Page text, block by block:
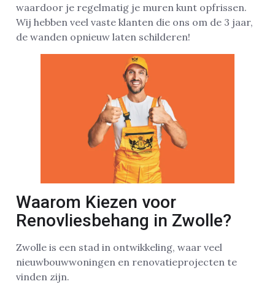
waardoor je regelmatig je muren kunt opfrissen.
Wij hebben veel vaste klanten die ons om de 3 jaar,
de wanden opnieuw laten schilderen!
Waarom Kiezen voor
Renovliesbehang in Zwolle?
Zwolle is een stad in ontwikkeling, waar veel
nieuwbouwwoningen en renovatieprojecten te
vinden zijn.